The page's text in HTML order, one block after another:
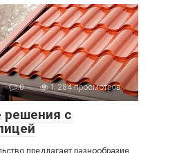
0
1 284 просмотров
решения с